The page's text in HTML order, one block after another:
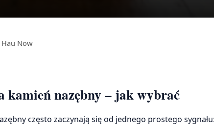
Hau Now
kamień nazębny – jak wybrać
często zaczynają się od jednego prostego sygnału: